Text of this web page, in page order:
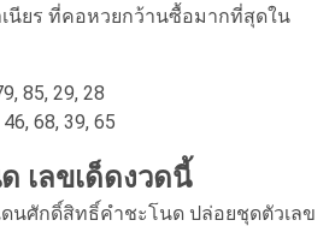
นียร ที่คอหวยกว้านซื้อมากที่สุดใน
85, 29, 28
68, 39, 65
เลขเด็ดงวดนี้
นศักดิ์สิทธิ์คำชะโนด ปล่อยชุดตัวเลข